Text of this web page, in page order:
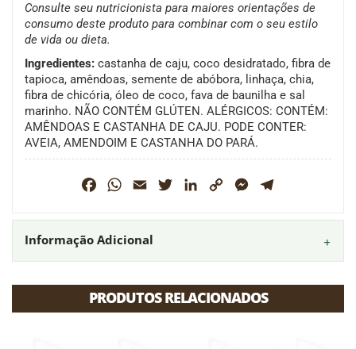
Consulte seu nutricionista para maiores orientações de
consumo deste produto para combinar com o seu estilo
de vida ou dieta.
Ingredientes: castanha de caju, coco desidratado, fibra de
tapioca, amêndoas, semente de abóbora, linhaça, chia,
fibra de chicória, óleo de coco, fava de baunilha e sal
marinho. NÃO CONTÉM GLÚTEN. ALÉRGICOS: CONTÉM:
AMÊNDOAS E CASTANHA DE CAJU. PODE CONTER:
AVEIA, AMENDOIM E CASTANHA DO PARÁ.
FacebookWhatsApp
Email TwitterLinkedIn
Copy
Messenger
Informação Adicional
PRODUTOS RELACIONADOS